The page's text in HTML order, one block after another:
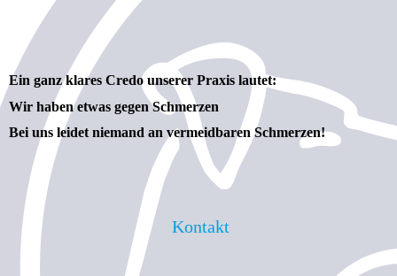
Ein ganz klares Credo unserer Praxis lautet:
Wir haben etwas gegen Schmerzen
Bei uns leidet niemand an vermeidbaren Schmerzen!
Kontakt